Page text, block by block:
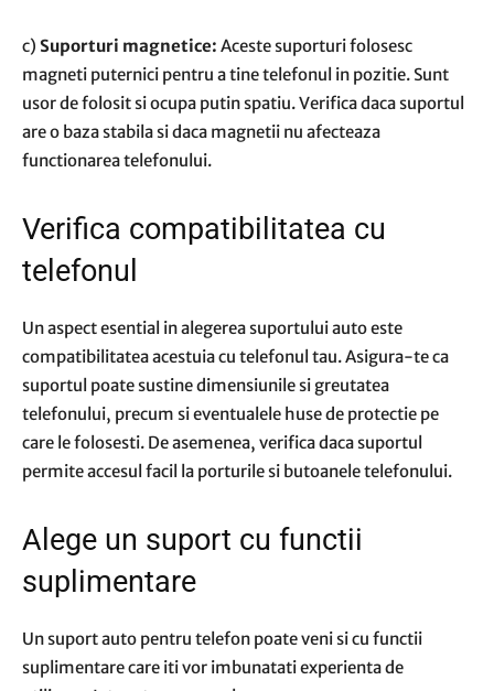
c) Suporturi magnetice: Aceste suporturi folosesc
magneti puternici pentru a tine telefonul in pozitie. Sunt
usor de folosit si ocupa putin spatiu. Verifica daca suportul
are o baza stabila si daca magnetii nu afecteaza
functionarea telefonului.
Verifica compatibilitatea cu
telefonul
Un aspect esential in alegerea suportului auto este
compatibilitatea acestuia cu telefonul tau. Asigura-te ca
suportul poate sustine dimensiunile si greutatea
telefonului, precum si eventualele huse de protectie pe
care le folosesti. De asemenea, verifica daca suportul
permite accesul facil la porturile si butoanele telefonului.
Alege un suport cu functii
suplimentare
Un suport auto pentru telefon poate veni si cu functii
suplimentare care iti vor imbunatati experienta de